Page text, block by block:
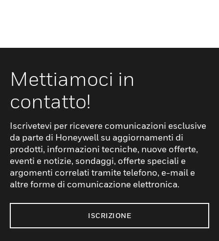
Mettiamoci in
contatto!
Iscrivetevi per ricevere comunicazioni esclusive
da parte di Honeywell su aggiornamenti di
prodotti, informazioni tecniche, nuove offerte,
eventi e notizie, sondaggi, offerte speciali e
argomenti correlati tramite telefono, e-mail e
altre forme di comunicazione elettronica.
ISCRIZIONE